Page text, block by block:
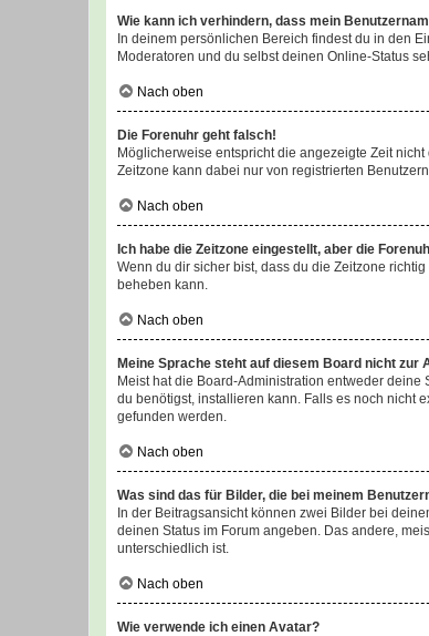
Wie kann ich verhindern, dass mein
In deinem persönlichen Bereich findest du in den
Moderatoren und du selbst deinen Online-Status
Nach oben
Die Forenuhr geht falsch!
Möglicherweise entspricht die angezeigte Zeit
Zeitzone kann dabei nur von registrierten
Nach oben
Ich habe die Zeitzone eingestellt, aber die
Wenn du dir sicher bist, dass du die Zeitzone
beheben kann.
Nach oben
Meine Sprache steht auf diesem Board nicht zur
Meist hat die Board-Administration entweder
du benötigst, installieren kann. Falls es noch nicht
gefunden werden.
Nach oben
Was sind das für Bilder, die bei meinem
In der Beitragsansicht können zwei Bilder bei
deinen Status im Forum angeben. Das andere,
unterschiedlich ist.
Nach oben
Wie verwende ich einen Avatar?